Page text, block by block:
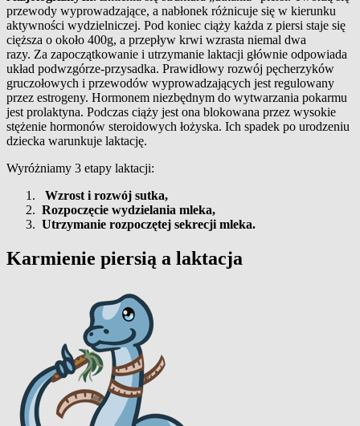
przewody wyprowadzające, a nabłonek różnicuje się w kierunku
aktywności wydzielniczej. Pod koniec ciąży każda z piersi staje się
cięższa o około 400g, a przepływ krwi wzrasta niemal dwa
razy. Za zapoczątkowanie i utrzymanie laktacji głównie odpowiada
układ podwzgórze-przysadka. Prawidłowy rozwój pęcherzyków
gruczołowych i przewodów wyprowadzających jest regulowany
przez estrogeny. Hormonem niezbędnym do wytwarzania pokarmu
jest prolaktyna. Podczas ciąży jest ona blokowana przez wysokie
stężenie hormonów steroidowych łożyska. Ich spadek po urodzeniu
dziecka warunkuje laktację.
Wyróżniamy 3 etapy laktacji:
Wzrost i rozwój sutka,
Rozpoczęcie wydzielania mleka,
Utrzymanie rozpoczętej sekrecji mleka.
Karmienie piersią a laktacja